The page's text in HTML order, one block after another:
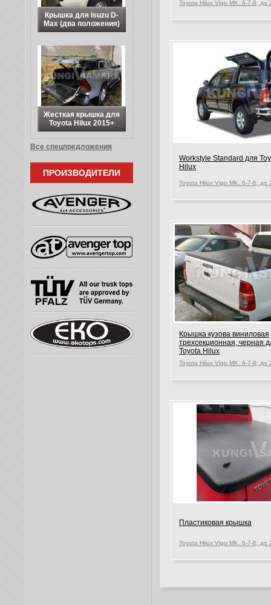
Workstyle Standard для
Hilux
Крышка кузова виниловая
трехсекционная, черная
Toyota Hilux
Пластиковая крышка
Крышка для Isuzu D-
Max (два положения)
Жесткая крышка для
Toyota Hilux 2015+
Все спецпредложения
ПРОИЗВОДИТЕЛИ